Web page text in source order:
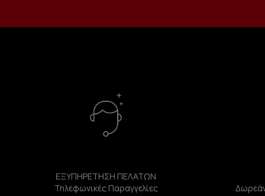
ΕΞΥΠΗΡΕΤΗΣΗ ΠΕΛΑΤΩΝ
Τηλεφωνικές Παραγγελίες